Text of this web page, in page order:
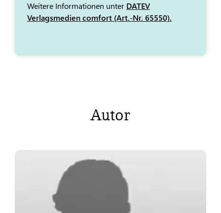
Weitere Informationen unter DATEV
Verlagsmedien comfort (Art.-Nr. 65550).
Autor